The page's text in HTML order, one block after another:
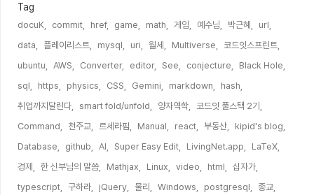
Tag
docuK, commit, href, game, math, 게임, 예수님, 박근혜,
url,
data,
플레이리스트, mysql, uri, 월세, Multiverse,
코드잇스프린트,
ubuntu,
AWS, Converter, editor, See, conjecture,
Black Hole,
sql,
https, physics, CSS, Gemini, markdown,
hash,
취업까지달린다,
smart fold/unfold, 양자역학,
코드잇 풀스택 2기,
Command,
천주교, 르세라핌, Manual, react, 부동산,
kipid's blog,
Database,
github, AI, Super Easy Edit, LivingNet.app,
LaTeX,
경제,
한 신부님의 말씀, Mathjax, Linux, video, html,
십자가,
typescript,
구하라, jQuery, 물리, Windows, postgresql,
종교,